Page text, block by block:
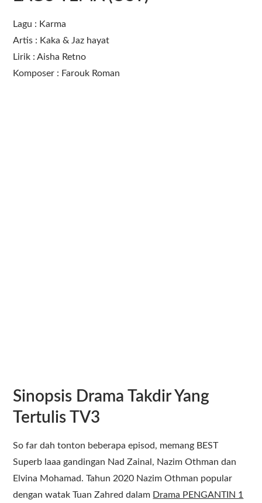
Lagu : Karma
Artis : Kaka & Jaz hayat
Lirik : Aisha Retno
Komposer : Farouk Roman
Sinopsis Drama Takdir Yang
Tertulis TV3
So far dah tonton beberapa episod, memang BEST
Superb laaa gandingan Nad Zainal, Nazim Othman dan
Elvina Mohamad. Tahun 2020 Nazim Othman popular
dengan watak Tuan Zahred dalam Drama PENGANTIN 1